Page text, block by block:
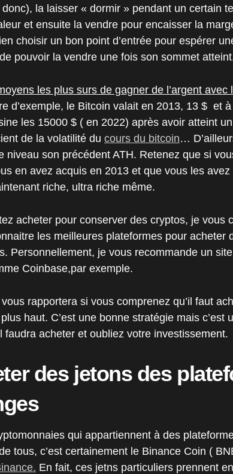
la laisser « dormir » pendant un certain
et ensuite la vendre pour encaisser la
choisir un bon point d’entrée pour espérer
pouvoir la vendre une fois son sommet
les plus surs de gagner de l’argent avec
d’exemple, le Bitcoin valait en 2013, 13 $ et
les 15000 $ ( en 2022) après avoir atteint
de la volatilité du cours du bitcoin…
niveau son précédent ATH. Retenez que si
en avez acquis en 2013 et que vous les
riche, ultra riche même.
acheter pour conserver des cryptos, je vous
les meilleures plateformes pour acheter
Personnellement, je vous recommande un
Coinbase,par exemple.
rapportera si vous comprenez qu’il faut
haut. C’est une bonne stratégie mais c’est
faudra acheter et oubliez votre investissement.
des jetons des
qui appartiennent à des
tous, c’est certainement le Binance Coin (
En fait, ces jetns particuliers prennent